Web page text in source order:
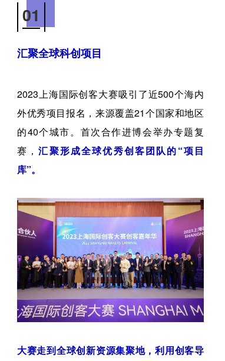
01
汇聚全球科创项目
2023上海国际创客大赛吸引了近500个海内
外优秀项目报名，来源覆盖21个国家和地区
的40个城市。 首次合作进博会举办专题复
赛，汇聚形成全球优秀创客团队的“项目
库”。
大赛走到全球创新资源集聚地，利用创客导